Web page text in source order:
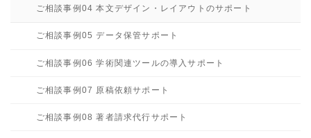
ご相談事例04 本文デザイン・レイアウトのサポート
ご相談事例05 データ保管サポート
ご相談事例06 学術関連ツールの導入サポート
ご相談事例07 原稿依頼サポート
ご相談事例08 著者請求代行サポート